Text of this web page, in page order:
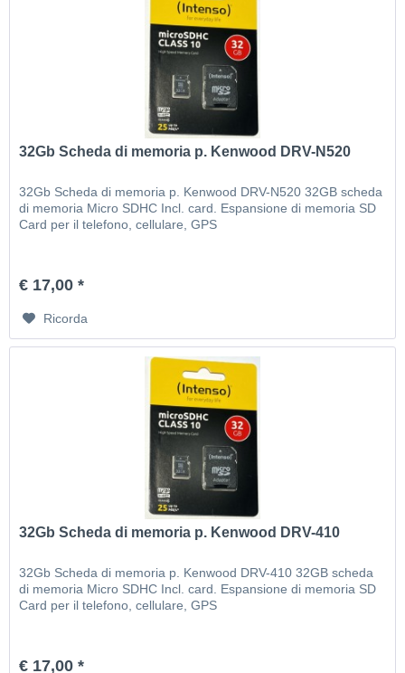
32Gb Scheda di memoria p. Kenwood DRV-N520
32Gb Scheda di memoria p. Kenwood DRV-N520 32GB scheda
di memoria Micro SDHC Incl. card. Espansione di memoria SD
Card per il telefono, cellulare, GPS
€ 17,00 *
Ricorda
32Gb Scheda di memoria p. Kenwood DRV-410
32Gb Scheda di memoria p. Kenwood DRV-410 32GB scheda
di memoria Micro SDHC Incl. card. Espansione di memoria SD
Card per il telefono, cellulare, GPS
€ 17,00 *